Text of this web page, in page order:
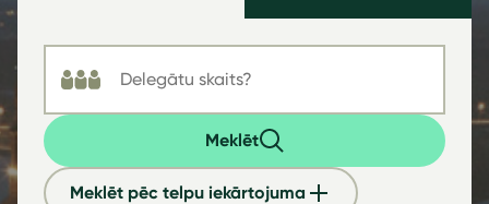
Meklēt
Meklēt pēc telpu iekārtojuma